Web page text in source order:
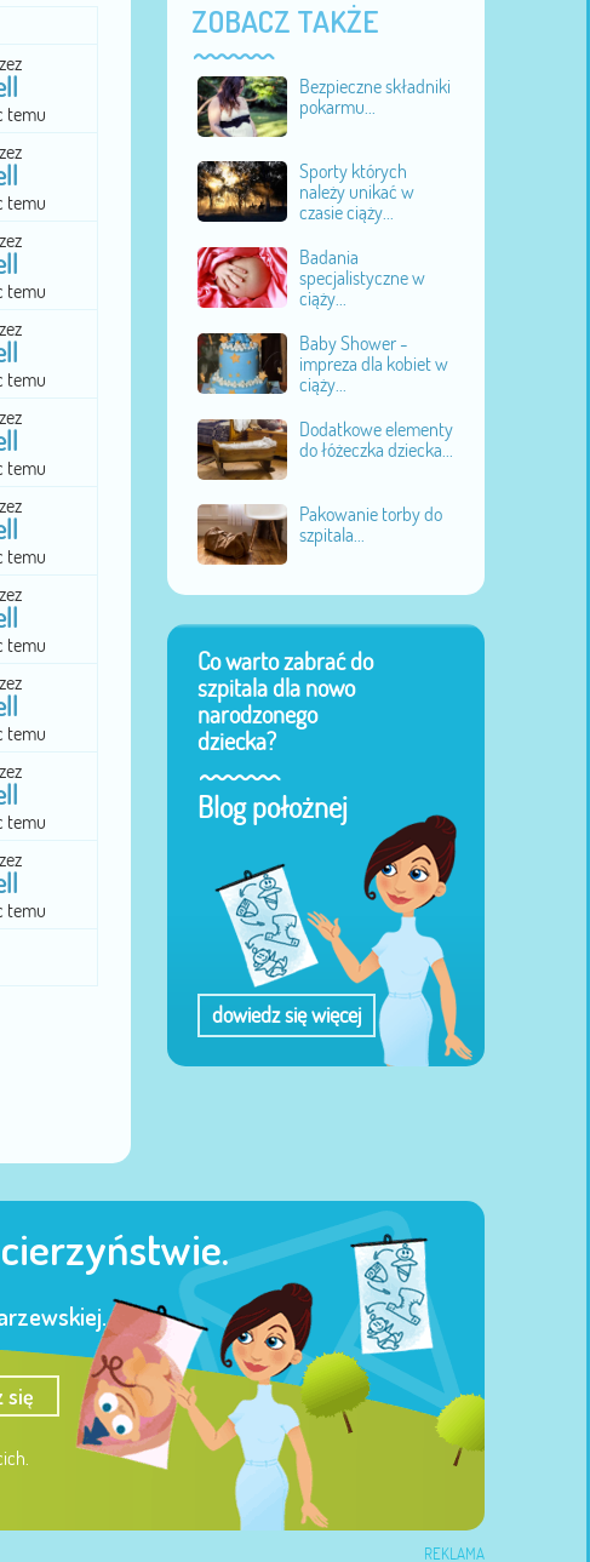
temu
temu
temu
temu
temu
temu
temu
temu
temu
temu
ZOBACZ TAKŻE
Bezpieczne składniki
pokarmu...
Sporty których
należy unikać w
czasie ciąży...
Badania
specjalistyczne w
ciąży...
Baby Shower -
impreza dla kobiet w
ciąży...
Dodatkowe elementy
do łóżeczka dziecka...
Pakowanie torby do
szpitala...
Co warto zabrać do
szpitala dla nowo
narodzonego
dziecka?
Blog położnej
dowiedz się więcej
się
REKLAMA